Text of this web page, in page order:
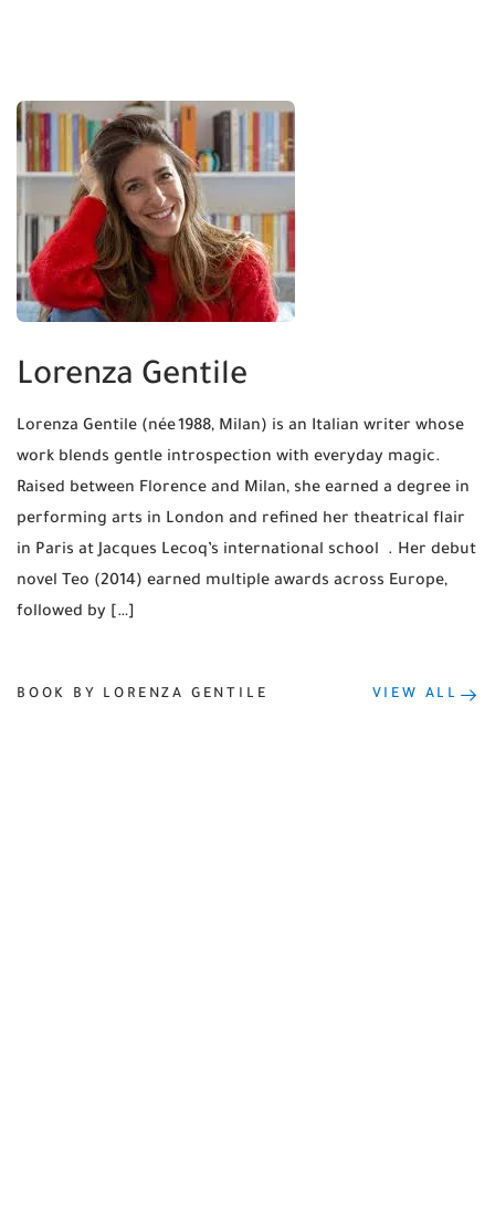
Lorenza Gentile
Lorenza Gentile (née 1988, Milan) is an Italian writer whose
work blends gentle introspection with everyday magic.
Raised between Florence and Milan, she earned a degree in
performing arts in London and refined her theatrical flair
in Paris at Jacques Lecoq’s international school . Her debut
novel Teo (2014) earned multiple awards across Europe,
followed by […]
BOOK BY LORENZA GENTILE VIEW ALL